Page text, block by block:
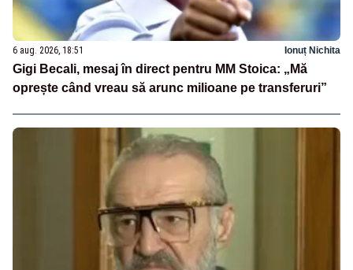
6 aug. 2026, 18:51 Ionuț Nichita
Gigi Becali, mesaj în direct pentru MM Stoica: „Mă
oprește când vreau să arunc milioane pe transferuri”